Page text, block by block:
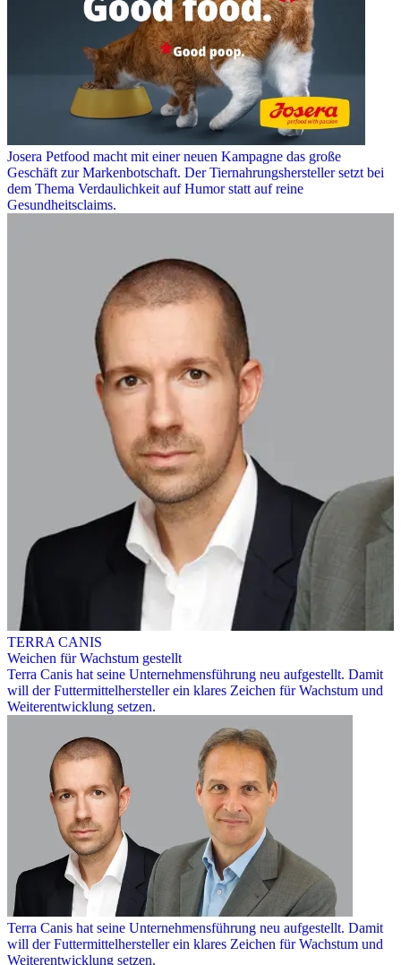
Josera Petfood macht mit einer neuen Kampagne das große
Geschäft zur Markenbotschaft. Der Tiernahrungshersteller setzt bei
dem Thema Verdaulichkeit auf Humor statt auf reine
Gesundheitsclaims.
TERRA CANIS
Weichen für Wachstum gestellt
Terra Canis hat seine Unternehmensführung neu aufgestellt. Damit
will der Futtermittelhersteller ein klares Zeichen für Wachstum und
Weiterentwicklung setzen.
Terra Canis hat seine Unternehmensführung neu aufgestellt. Damit
will der Futtermittelhersteller ein klares Zeichen für Wachstum und
Weiterentwicklung setzen.